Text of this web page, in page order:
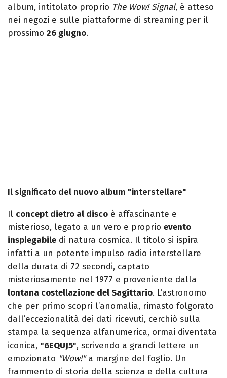
album, intitolato proprio The Wow! Signal, è atteso
nei negozi e sulle piattaforme di streaming per il
prossimo 26 giugno.
Il significato del nuovo album "interstellare"
Il concept dietro al disco è affascinante e
misterioso, legato a un vero e proprio evento
inspiegabile di natura cosmica. Il titolo si ispira
infatti a un potente impulso radio interstellare
della durata di 72 secondi, captato
misteriosamente nel 1977 e proveniente dalla
lontana costellazione del Sagittario. L’astronomo
che per primo scoprì l’anomalia, rimasto folgorato
dall’eccezionalità dei dati ricevuti, cerchiò sulla
stampa la sequenza alfanumerica, ormai diventata
iconica, "6EQUJ5", scrivendo a grandi lettere un
emozionato "Wow!"a margine del foglio. Un
frammento di storia della scienza e della cultura